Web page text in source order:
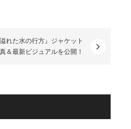
れた水の行方』ジャケット
＆最新ビジュアルを公開！